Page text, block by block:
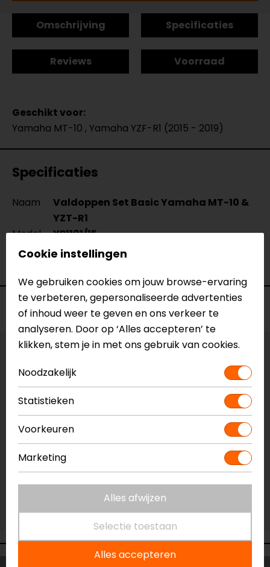
Omschrijving Specificaties
Reviews Voorraad
Geschikt voor:
Yamaha MT-10 , Yamaha YZF-R1 (2015 - 2019)
Specificaties
Naam
Valdoppen Set Basic Yamaha MT-10 &
YZT-R1
Model
YP1101/15
Merk
Barracuda
Voorraad
Niet op voorraad
Niet op voorraad
Vestiging Capelle a/d IJssel
Niet op voorraad
Vestiging Eindhoven
Niet op voorraad
Cookie instellingen
We gebruiken cookies om jouw browse-ervaring
te verbeteren, gepersonaliseerde advertenties
of inhoud weer te geven en ons verkeer te
analyseren. Door op ‘Alles accepteren’ te
klikken, stem je in met ons gebruik van cookies.
Noodzakelijk
Statistieken
Voorkeuren
Marketing
Alles afwijzen
Selectie toestaan
Alles accepteren